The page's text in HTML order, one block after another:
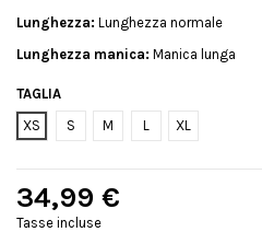
Lunghezza: Lunghezza normale
Lunghezza manica: Manica lunga
TAGLIA
XS
S M L XL
34,99 €
Tasse incluse